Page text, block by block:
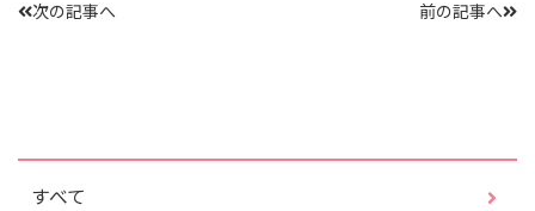
次の記事へ 前の記事へ
すべて